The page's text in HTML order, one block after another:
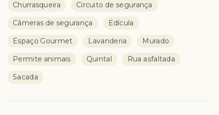
Churrasqueira Circuito de segurança
Câmeras de segurança Edícula
Espaço Gourmet Lavanderia Murado
Permite animais Quintal Rua asfaltada
Sacada